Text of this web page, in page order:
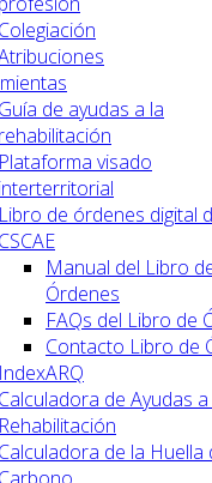
Colegiación
Guía de ayudas a la
rehabilitación
Plataforma visado
interterritorial
Libro de órdenes digital
CSCAE
Manual del Libro
Órdenes
FAQs del Libro de
Contacto Libro de
IndexARQ
Calculadora de Ayudas a
Rehabilitación
Calculadora de la Huella